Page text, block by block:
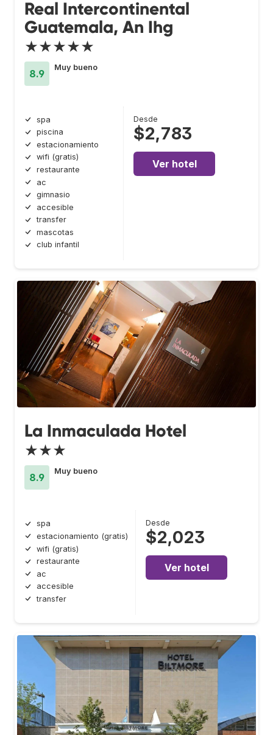
Real Intercontinental
Guatemala, An Ihg
★★★★★
8.9
Muy bueno
spa
piscina
estacionamiento
wifi (gratis)
restaurante
ac
gimnasio
accesible
transfer
mascotas
club infantil
Desde
$2,783
Ver hotel
La Inmaculada Hotel
★★★
8.9
Muy bueno
spa
estacionamiento (gratis)
wifi (gratis)
restaurante
ac
accesible
transfer
Desde
$2,023
Ver hotel